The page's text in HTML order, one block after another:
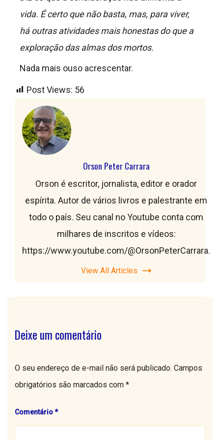
vida. É certo que não basta, mas, para viver,
há outras atividades mais honestas do que a
exploração das almas dos mortos.
Nada mais ouso acrescentar.
Post Views: 56
Orson Peter Carrara
Orson é escritor, jornalista, editor e orador
espírita. Autor de vários livros e palestrante em
todo o país. Seu canal no Youtube conta com
milhares de inscritos e vídeos:
https://www.youtube.com/@OrsonPeterCarrara.
View All Articles
Deixe um comentário
O seu endereço de e-mail não será publicado. Campos
obrigatórios são marcados com *
Comentário*